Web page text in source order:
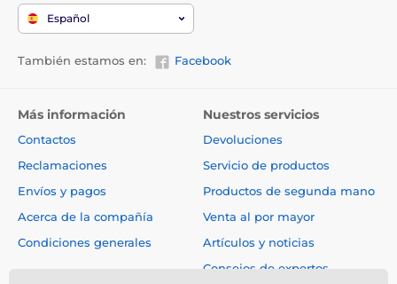
impulsos, el perro seleccionado y el nivel
de la pila. El panel frontal está equipado con botones
Longitud del collar
El Dogtrace D-Control 400 tiene un collar
de plástico sólido y de alta calidad. No
supone ningún problema para el perro
llevarlo y se sujeta bien al cuello. La longitud del collar
Español
También estamos en: Facebook
Más información
Contactos
Reclamaciones
Envíos y pagos
Acerca de la compañía
Condiciones generales
Nuestros servicios
Devoluciones
Servicio de productos
Productos de segunda mano
Venta al por mayor
Artículos y noticias
Consejos de expertos